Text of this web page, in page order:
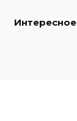
Интересное